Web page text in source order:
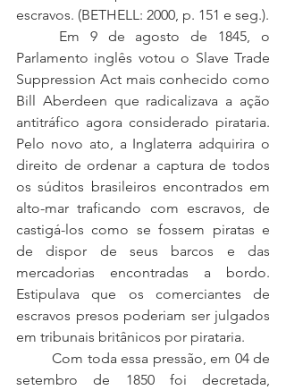
Parlamento inglês votou o Slave Trade
Suppression Act mais conhecido como
Bill Aberdeen que radicalizava a ação
antitráfico agora considerado pirataria.
Pelo novo ato, a Inglaterra adquirira o
direito de ordenar a captura de todos
os súditos brasileiros encontrados em
alto-mar traficando com escravos, de
castigá-los como se fossem piratas e
de dispor de seus barcos e das
mercadorias encontradas a bordo.
Estipulava que os comerciantes de
escravos presos poderiam ser julgados
em tribunais britânicos por pirataria.
	Com toda essa pressão, em 04 de
setembro de 1850 foi decretada,